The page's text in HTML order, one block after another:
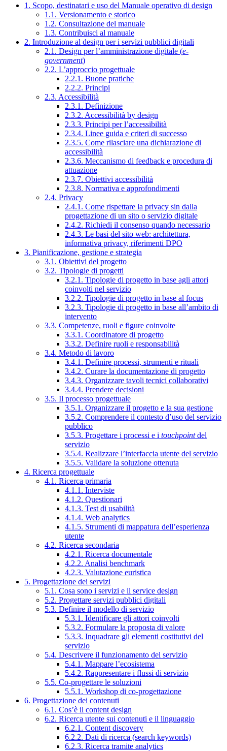
1. Scopo, destinatari e uso del Manuale operativo di design
1.1. Versionamento e storico
1.2. Consultazione del manuale
1.3. Contribuisci al manuale
2. Introduzione al design per i servizi pubblici digitali
2.1. Design per l’amministrazione digitale (e-
government)
2.2. L’approccio progettuale
2.2.1. Buone pratiche
2.2.2. Principi
2.3. Accessibilità
2.3.1. Definizione
2.3.2. Accessibilità by design
2.3.3. Principi per l’accessibilità
2.3.4. Linee guida e criteri di successo
2.3.5. Come rilasciare una dichiarazione di
accessibilità
2.3.6. Meccanismo di feedback e procedura di
attuazione
2.3.7. Obiettivi accessibilità
2.3.8. Normativa e approfondimenti
2.4. Privacy
2.4.1. Come rispettare la privacy sin dalla
progettazione di un sito o servizio digitale
2.4.2. Richiedi il consenso quando necessario
2.4.3. Le basi del sito web: architettura,
informativa privacy, riferimenti DPO
3. Pianificazione, gestione e strategia
3.1. Obiettivi del progetto
3.2. Tipologie di progetti
3.2.1. Tipologie di progetto in base agli attori
coinvolti nel servizio
3.2.2. Tipologie di progetto in base al focus
3.2.3. Tipologie di progetto in base all’ambito di
intervento
3.3. Competenze, ruoli e figure coinvolte
3.3.1. Coordinatore di progetto
3.3.2. Definire ruoli e responsabilità
3.4. Metodo di lavoro
3.4.1. Definire processi, strumenti e rituali
3.4.2. Curare la documentazione di progetto
3.4.3. Organizzare tavoli tecnici collaborativi
3.4.4. Prendere decisioni
3.5. Il processo progettuale
3.5.1. Organizzare il progetto e la sua gestione
3.5.2. Comprendere il contesto d’uso del servizio
pubblico
3.5.3. Progettare i processi e i touchpointdel
servizio
3.5.4. Realizzare l’interfaccia utente del servizio
3.5.5. Validare la soluzione ottenuta
4. Ricerca progettuale
4.1. Ricerca primaria
4.1.1. Interviste
4.1.2. Questionari
4.1.3. Test di usabilità
4.1.4. Web analytics
4.1.5. Strumenti di mappatura dell’esperienza
utente
4.2. Ricerca secondaria
4.2.1. Ricerca documentale
4.2.2. Analisi benchmark
4.2.3. Valutazione euristica
5. Progettazione dei servizi
5.1. Cosa sono i servizi e il service design
5.2. Progettare servizi pubblici digitali
5.3. Definire il modello di servizio
5.3.1. Identificare gli attori coinvolti
5.3.2. Formulare la proposta di valore
5.3.3. Inquadrare gli elementi costitutivi del
servizio
5.4. Descrivere il funzionamento del servizio
5.4.1. Mappare l’ecosistema
5.4.2. Rappresentare i flussi di servizio
5.5. Co-progettare le soluzioni
5.5.1. Workshop di co-progettazione
6. Progettazione dei contenuti
6.1. Cos’è il content design
6.2. Ricerca utente sui contenuti e il linguaggio
6.2.1. Content discovery
6.2.2. Dati di ricerca (search keywords)
6.2.3. Ricerca tramite analytics